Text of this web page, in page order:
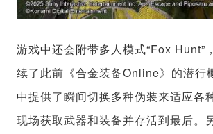
游戏中还会附带多人模式“Fox
续了此前《合金装备Online》的潜行
中提供了瞬间切换多种伪装来适应
现场获取武器和装备并存活到最后。